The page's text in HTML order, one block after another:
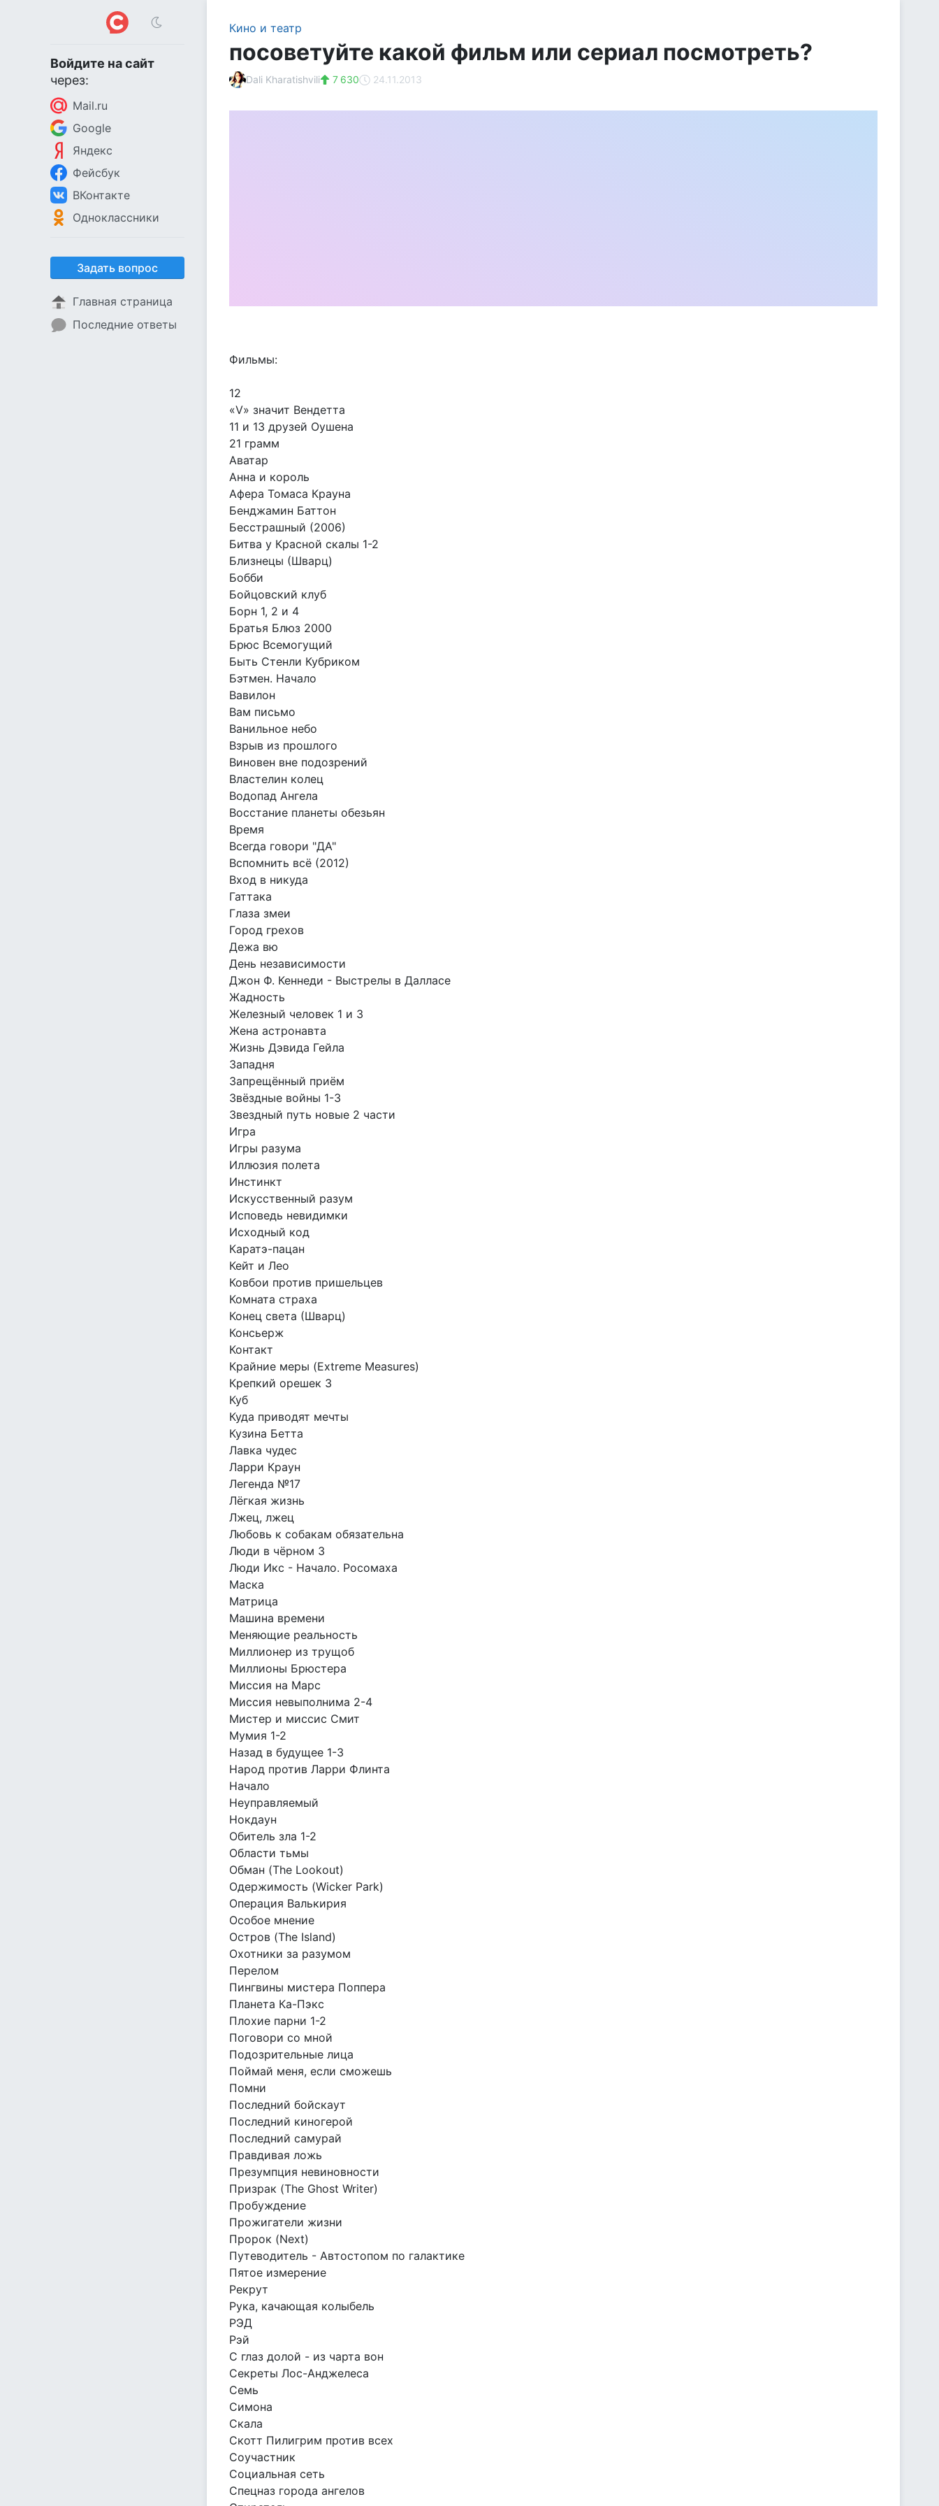
Войдите на сайт
через:
Mail.ru
Google
Яндекс
Фейсбук
ВКонтакте
Одноклассники
Задать вопрос
Главная страница
Последние ответы
Кино и театр
посоветуйте какой фильм или сериал посмотреть?
Dali Kharatishvili 7 630 24.11.2013
Фильмы:
12
«V» значит Вендетта
11 и 13 друзей Оушена
21 грамм
Аватар
Анна и король
Афера Томаса Крауна
Бенджамин Баттон
Бесстрашный (2006)
Битва у Красной скалы 1-2
Близнецы (Шварц)
Бобби
Бойцовский клуб
Борн 1, 2 и 4
Братья Блюз 2000
Брюс Всемогущий
Быть Стенли Кубриком
Бэтмен. Начало
Вавилон
Вам письмо
Ванильное небо
Взрыв из прошлого
Виновен вне подозрений
Властелин колец
Водопад Ангела
Восстание планеты обезьян
Время
Всегда говори "ДА"
Вспомнить всё (2012)
Вход в никуда
Гаттака
Глаза змеи
Город грехов
Дежа вю
День независимости
Джон Ф. Кеннеди - Выстрелы в Далласе
Жадность
Железный человек 1 и 3
Жена астронавта
Жизнь Дэвида Гейла
Западня
Запрещённый приём
Звёздные войны 1-3
Звездный путь новые 2 части
Игра
Игры разума
Иллюзия полета
Инстинкт
Искусственный разум
Исповедь невидимки
Исходный код
Каратэ-пацан
Кейт и Лео
Ковбои против пришельцев
Комната страха
Конец света (Шварц)
Консьерж
Контакт
Крайние меры (Extreme Measures)
Крепкий орешек 3
Куб
Куда приводят мечты
Кузина Бетта
Лавка чудес
Ларри Краун
Легенда №17
Лёгкая жизнь
Лжец, лжец
Любовь к собакам обязательна
Люди в чёрном 3
Люди Икс - Начало. Росомаха
Маска
Матрица
Машина времени
Меняющие реальность
Миллионер из трущоб
Миллионы Брюстера
Миссия на Марс
Миссия невыполнима 2-4
Мистер и миссис Смит
Мумия 1-2
Назад в будущее 1-3
Народ против Ларри Флинта
Начало
Неуправляемый
Нокдаун
Обитель зла 1-2
Области тьмы
Обман (The Lookout)
Одержимость (Wicker Park)
Операция Валькирия
Особое мнение
Остров (The Island)
Охотники за разумом
Перелом
Пингвины мистера Поппера
Планета Ка-Пэкс
Плохие парни 1-2
Поговори со мной
Подозрительные лица
Поймай меня, если сможешь
Помни
Последний бойскаут
Последний киногерой
Последний самурай
Правдивая ложь
Презумпция невиновности
Призрак (The Ghost Writer)
Пробуждение
Прожигатели жизни
Пророк (Next)
Путеводитель - Автостопом по галактике
Пятое измерение
Рекрут
Рука, качающая колыбель
РЭД
Рэй
С глаз долой - из чарта вон
Секреты Лос-Анджелеса
Семь
Симона
Скала
Скотт Пилигрим против всех
Соучастник
Социальная сеть
Спецназ города ангелов